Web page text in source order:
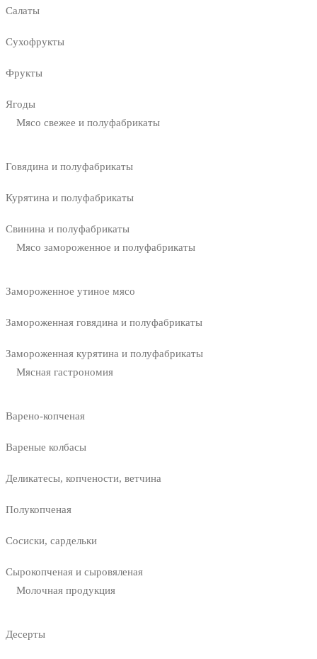
Салаты
Сухофрукты
Фрукты
Ягоды
Мясо свежее и полуфабрикаты
Говядина и полуфабрикаты
Курятина и полуфабрикаты
Свинина и полуфабрикаты
Мясо замороженное и полуфабрикаты
Замороженное утиное мясо
Замороженная говядина и полуфабрикаты
Замороженная курятина и полуфабрикаты
Мясная гастрономия
Варено-копченая
Вареные колбасы
Деликатесы, копчености, ветчина
Полукопченая
Сосиски, сардельки
Сырокопченая и сыровяленая
Молочная продукция
Десерты